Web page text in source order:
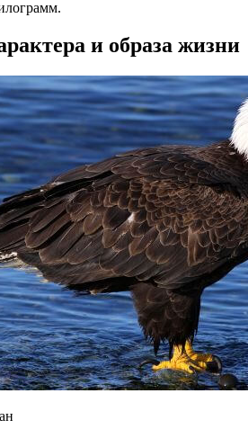
и образа жизни